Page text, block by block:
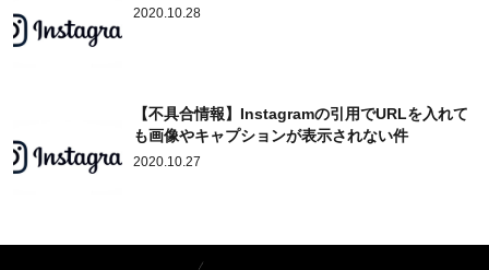
2020.10.28
【不具合情報】Instagramの引用でURLを入れて
も画像やキャプションが表示されない件
2020.10.27